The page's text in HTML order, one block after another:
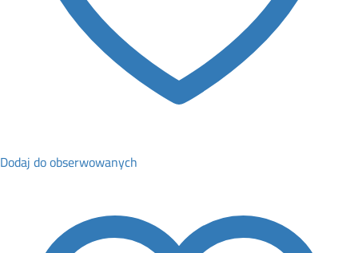
Dodaj do obserwowanych